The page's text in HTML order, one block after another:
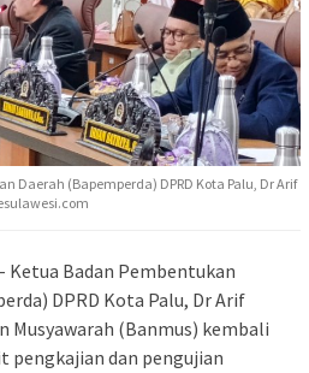
Daerah (Bapemperda) DPRD Kota Palu, Dr Arif
– Ketua Badan Pembentukan
DPRD Kota Palu, Dr Arif
Musyawarah (Banmus) kembali
pengkajian dan pengujian